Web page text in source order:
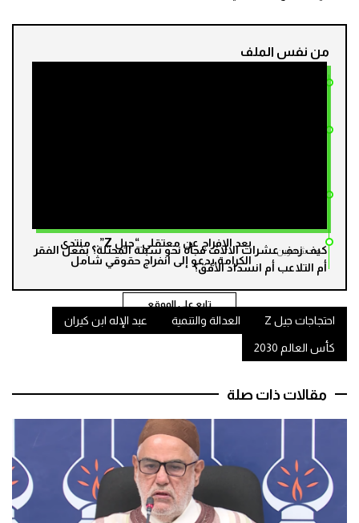
كيف زحف عشرات الالاف فجأة نحو سبتة المحتلة؟ بفعل الفقر
أم التلاعب أم انسداد الأفق؟
تابع على الموقع
من نفس الملف
مند شهرين
بعد الإفراج عن معتقلي “جيل Z”.. منتدى
الكرامة يدعو إلى انفراج حقوقي شامل
احتجاجات جيل Z العدالة والتنمية عبد الإله ابن كيران
كأس العالم 2030
مقالات ذات صلة